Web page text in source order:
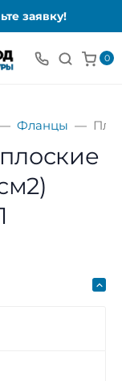
заявку!
0
Фланцы